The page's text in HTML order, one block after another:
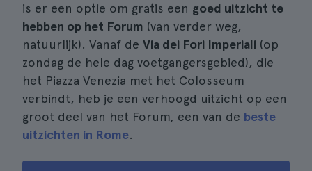
is er een optie om gratis een goed uitzicht te
hebben op het Forum (van verder weg,
natuurlijk). Vanaf de Via dei Fori Imperiali (op
zondag de hele dag voetgangersgebied), die
het Piazza Venezia met het Colosseum
verbindt, heb je een verhoogd uitzicht op een
groot deel van het Forum, een van de beste
uitzichten in Rome.